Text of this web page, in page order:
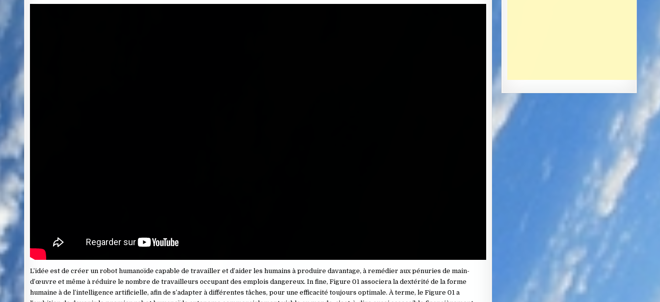
L’idée est de créer un robot humanoïde capable de travailler et d’aider les humains à produire davantage, à remédier aux pénuries de main-
d’œuvre et même à réduire le nombre de travailleurs occupant des emplois dangereux. In fine, Figure 01 associera la dextérité de la forme
humaine à de l’intelligence artificielle, afin de s’adapter à différentes tâches, pour une efficacité toujours optimale. À terme, le Figure 01 a